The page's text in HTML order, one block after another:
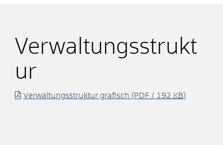
Verwaltungsstrukt
ur
Verwaltungsstruktur grafisch (PDF / 192 KB)